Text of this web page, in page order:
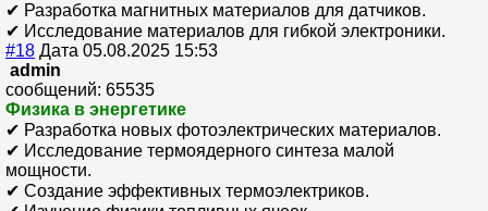
✔ Разработка магнитных материалов для датчиков.
✔ Исследование материалов для гибкой электроники.
#18 Дата 05.08.2025 15:53
admin
сообщений: 65535
Физика в энергетике
✔ Разработка новых фотоэлектрических материалов.
✔ Исследование термоядерного синтеза малой
мощности.
✔ Создание эффективных термоэлектриков.